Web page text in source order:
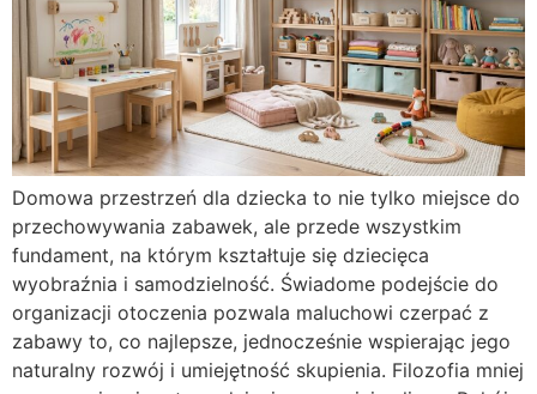
Domowa przestrzeń dla dziecka to nie tylko miejsce do
przechowywania zabawek, ale przede wszystkim
fundament, na którym kształtuje się dziecięca
wyobraźnia i samodzielność. Świadome podejście do
organizacji otoczenia pozwala maluchowi czerpać z
zabawy to, co najlepsze, jednocześnie wspierając jego
naturalny rozwój i umiejętność skupienia. Filozofia mniej